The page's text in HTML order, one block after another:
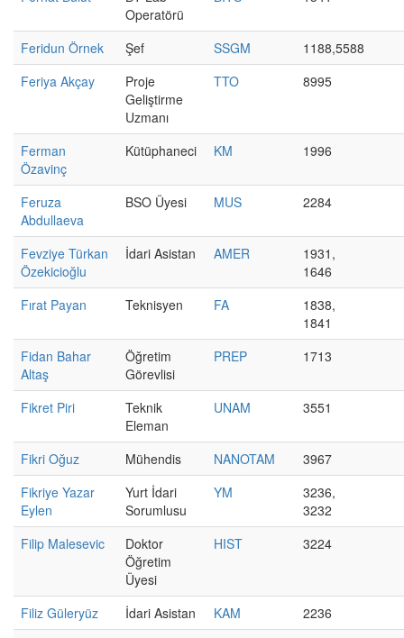
Operatörü
Feridun Örnek Şef SSGM
1188,5588
Feriya Akçay
Proje
Geliştirme
Uzmanı
TTO 8995
Ferman
Özavinç
Kütüphaneci KM 1996
Feruza
Abdullaeva
BSO Üyesi MUS 2284
Fevziye Türkan
Özekicioğlu
İdari Asistan AMER
1931,
1646
Fırat Payan
Teknisyen FA
1838,
1841
Fidan Bahar
Altaş
Öğretim
Görevlisi
PREP 1713
Fikret Piri
Teknik
Eleman
UNAM 3551
Fikri Oğuz Mühendis NANOTAM
3967
Fikriye Yazar
Eylen
Yurt İdari
Sorumlusu
YM
3236,
3232
Filip Malesevic
Doktor
Öğretim
Üyesi
HIST 3224
Filiz Güleryüz İdari Asistan KAM
2236